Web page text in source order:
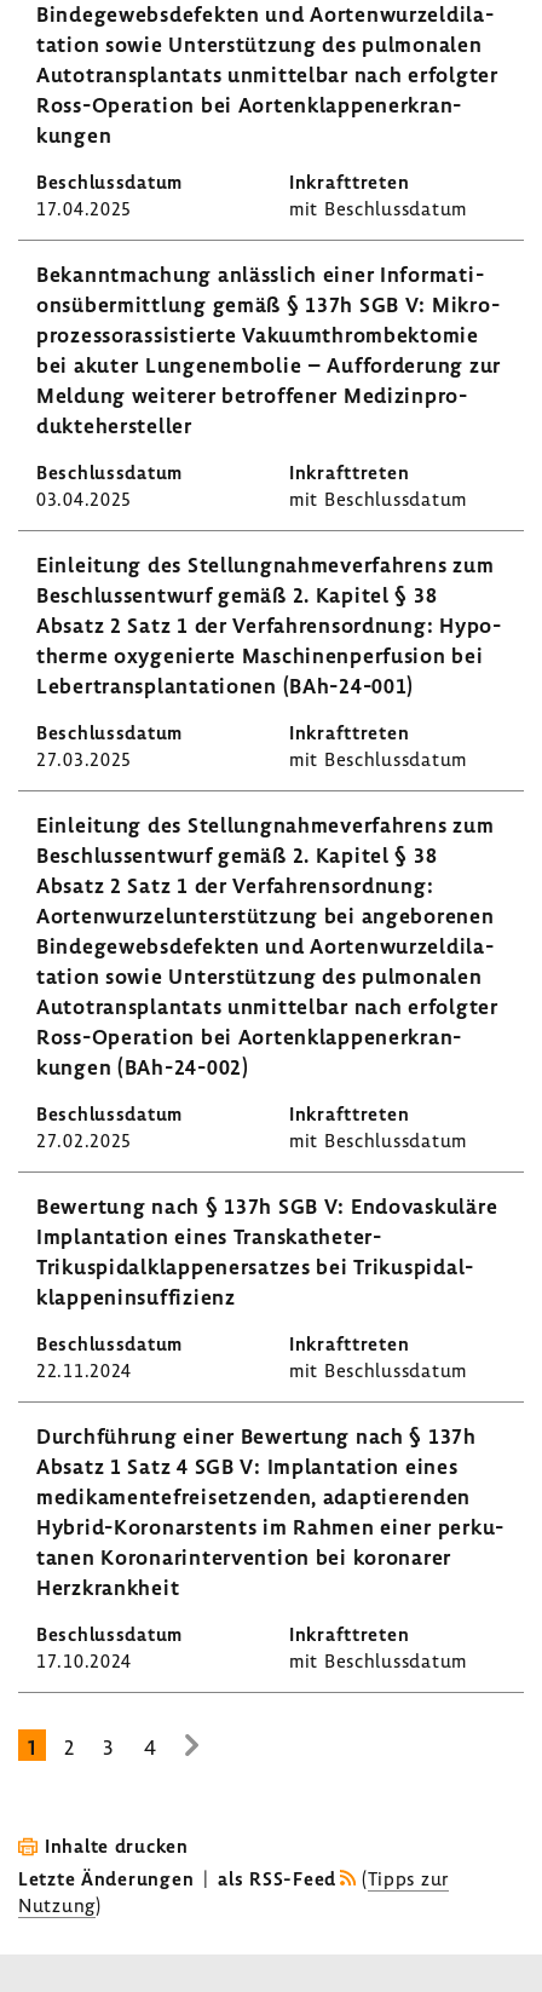
Binde­ge­webs­de­fekten und Aorten­wur­zel­di­la­
ta­tion sowie Unter­stüt­zung des pulmo­nalen
Auto­trans­plan­tats unmit­telbar nach erfolgter
Ross-​Operation bei Aorten­klap­pen­er­kran­
kungen
17.04.2025 mit Beschluss­datum
Bekannt­ma­chung anläss­lich einer Infor­ma­ti­
ons­über­mitt­lung gemäß § 137h SGB V: Mikro­
pro­zes­so­ras­sis­tierte Vaku­um­throm­bek­tomie
bei akuter Lungen­em­bolie – Auffor­de­rung zur
Meldung weiterer betrof­fener Medi­zin­pro­
dukte­her­steller
03.04.2025 mit Beschluss­datum
Einlei­tung des Stel­lung­nah­me­ver­fah­rens zum
Beschluss­ent­wurf gemäß 2. Kapitel § 38
Absatz 2 Satz 1 der Verfah­rens­ord­nung: Hypo­
therme oxyge­nierte Maschi­nen­per­fu­sion bei
Leber­trans­plan­ta­tionen (BAh-​24-001)
27.03.2025 mit Beschluss­datum
Einlei­tung des Stel­lung­nah­me­ver­fah­rens zum
Beschluss­ent­wurf gemäß 2. Kapitel § 38
Absatz 2 Satz 1 der Verfah­rens­ord­nung:
Aorten­wur­zel­un­ter­stüt­zung bei ange­bo­renen
Binde­ge­webs­de­fekten und Aorten­wur­zel­di­la­
ta­tion sowie Unter­stüt­zung des pulmo­nalen
Auto­trans­plan­tats unmit­telbar nach erfolgter
Ross-​Operation bei Aorten­klap­pen­er­kran­
kungen (BAh-​24-002)
27.02.2025 mit Beschluss­datum
Bewer­tung nach § 137h SGB V: Endo­vas­ku­läre
Implan­ta­tion eines Transkatheter-​
Trikuspidalklappenersatzes bei Triku­spi­dal­
klap­pen­in­suf­fi­zienz
22.11.2024 mit Beschluss­datum
Durch­füh­rung einer Bewer­tung nach § 137h
Absatz 1 Satz 4 SGB V: Implan­ta­tion eines
medi­ka­men­te­frei­set­zenden, adap­tie­renden
Hybrid-​Koronarstents im Rahmen einer perku­
tanen Koro­nar­in­ter­ven­tion bei koro­narer
Herz­krank­heit
17.10.2024 mit Beschluss­datum
1 2 3 4
zur
Inhalte drucken
Letzte Änderungen | als RSS-Feed (Tipps zur
Nutzung)